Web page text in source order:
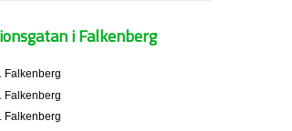
i Falkenberg
Falkenberg
Falkenberg
Falkenberg